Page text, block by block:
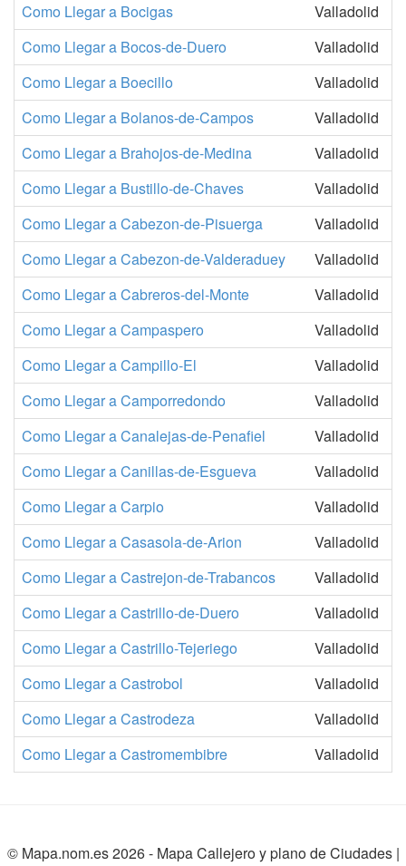
Como Llegar a Bocigas
Valladolid
Como Llegar a Bocos-de-Duero
Valladolid
Como Llegar a Boecillo
Valladolid
Como Llegar a Bolanos-de-Campos
Valladolid
Como Llegar a Brahojos-de-Medina
Valladolid
Como Llegar a Bustillo-de-Chaves
Valladolid
Como Llegar a Cabezon-de-Pisuerga
Valladolid
Como Llegar a Cabezon-de-Valderaduey
Valladolid
Como Llegar a Cabreros-del-Monte
Valladolid
Como Llegar a Campaspero
Valladolid
Como Llegar a Campillo-El
Valladolid
Como Llegar a Camporredondo
Valladolid
Como Llegar a Canalejas-de-Penafiel
Valladolid
Como Llegar a Canillas-de-Esgueva
Valladolid
Como Llegar a Carpio
Valladolid
Como Llegar a Casasola-de-Arion
Valladolid
Como Llegar a Castrejon-de-Trabancos
Valladolid
Como Llegar a Castrillo-de-Duero
Valladolid
Como Llegar a Castrillo-Tejeriego
Valladolid
Como Llegar a Castrobol
Valladolid
Como Llegar a Castrodeza
Valladolid
Como Llegar a Castromembibre
Valladolid
© Mapa.nom.es 2026 - Mapa Callejero y plano de Ciudades|